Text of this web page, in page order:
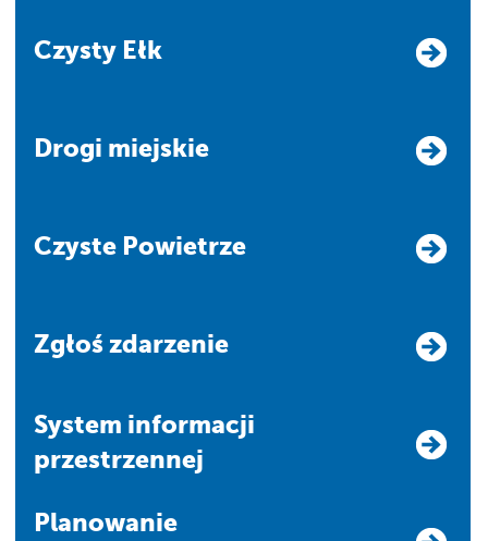
Czysty Ełk
Drogi miejskie
Czyste Powietrze
Zgłoś zdarzenie
system informacji
przestrzennej
Planowanie